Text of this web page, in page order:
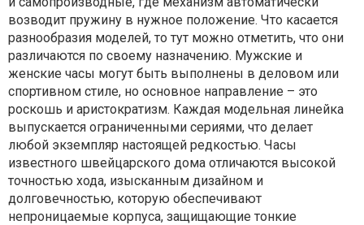
возводит пружину в нужное положение. Что касается
разнообразия моделей, то тут можно отметить, что они
различаются по своему назначению. Мужские и
женские часы могут быть выполнены в деловом или
спортивном стиле, но основное направление – это
роскошь и аристократизм. Каждая модельная линейка
выпускается ограниченными сериями, что делает
любой экземпляр настоящей редкостью. Часы
известного швейцарского дома отличаются высокой
точностью хода, изысканным дизайном и
долговечностью, которую обеспечивают
непроницаемые корпуса, защищающие тонкие